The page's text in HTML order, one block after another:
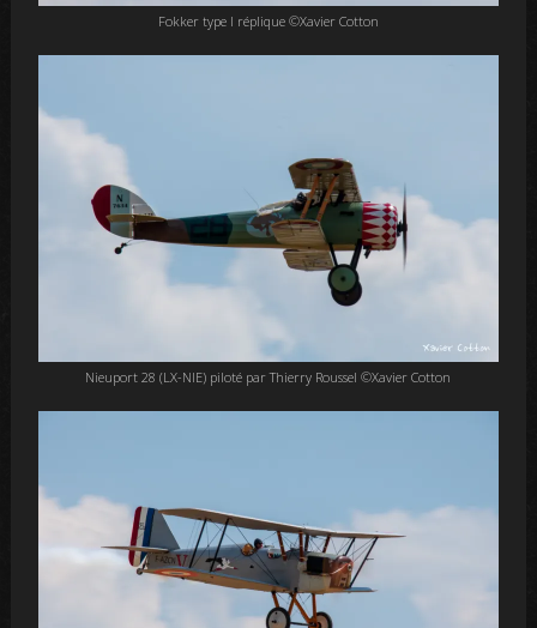
Fokker type I réplique ©Xavier Cotton
Nieuport 28 (LX-NIE) piloté par Thierry Roussel ©Xavier Cotton